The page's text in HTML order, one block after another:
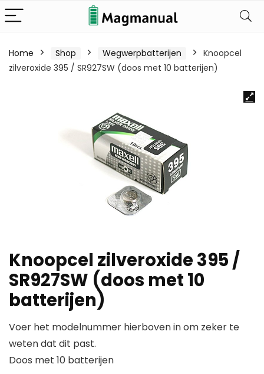
Home Shop Wegwerpbatterijen
Knoopcel
zilveroxide 395 / SR927SW (doos met 10 batterijen)
Knoopcel zilveroxide 395 /
SR927SW (doos met 10
batterijen)
Voer het modelnummer hierboven in om zeker te
weten dat dit past.
Doos met 10 batterijen